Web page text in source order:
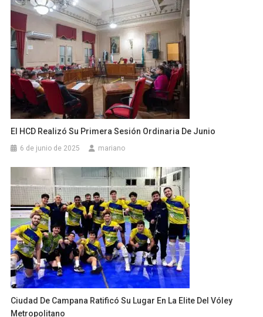
El HCD Realizó Su Primera Sesión Ordinaria De Junio
6 de junio de 2025 mariano
Ciudad De Campana Ratificó Su Lugar En La Elite Del Vóley
Metropolitano